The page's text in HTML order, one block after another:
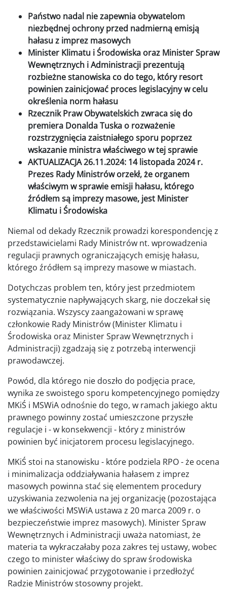
Państwo nadal nie zapewnia obywatelom
niezbędnej ochrony przed nadmierną emisją
hałasu z imprez masowych
Minister Klimatu i Środowiska oraz Minister Spraw
Wewnętrznych i Administracji prezentują
rozbieżne stanowiska co do tego, który resort
powinien zainicjować proces legislacyjny w celu
określenia norm hałasu
Rzecznik Praw Obywatelskich zwraca się do
premiera Donalda Tuska o rozważenie
rozstrzygnięcia zaistniałego sporu poprzez
wskazanie ministra właściwego w tej sprawie
AKTUALIZACJA 26.11.2024: 14 listopada 2024 r.
Prezes Rady Ministrów orzekł, że organem
właściwym w sprawie emisji hałasu, którego
źródłem są imprezy masowe, jest Minister
Klimatu i Środowiska
Niemal od dekady Rzecznik prowadzi korespondencję z
przedstawicielami Rady Ministrów nt. wprowadzenia
regulacji prawnych ograniczających emisję hałasu,
którego źródłem są imprezy masowe w miastach.
Dotychczas problem ten, który jest przedmiotem
systematycznie napływających skarg, nie doczekał się
rozwiązania. Wszyscy zaangażowani w sprawę
członkowie Rady Ministrów (Minister Klimatu i
Środowiska oraz Minister Spraw Wewnętrznych i
Administracji) zgadzają się z potrzebą interwencji
prawodawczej.
Powód, dla którego nie doszło do podjęcia prace,
wynika ze swoistego sporu kompetencyjnego pomiędzy
MKiŚ i MSWiA odnośnie do tego, w ramach jakiego aktu
prawnego powinny zostać umieszczone przyszłe
regulacje i - w konsekwencji - który z ministrów
powinien być inicjatorem procesu legislacyjnego.
MKiŚ stoi na stanowisku - które podziela RPO - że ocena
i minimalizacja oddziaływania hałasem z imprez
masowych powinna stać się elementem procedury
uzyskiwania zezwolenia na jej organizację (pozostająca
we właściwości MSWiA ustawa z 20 marca 2009 r. o
bezpieczeństwie imprez masowych). Minister Spraw
Wewnętrznych i Administracji uważa natomiast, że
materia ta wykraczałaby poza zakres tej ustawy, wobec
czego to minister właściwy do spraw środowiska
powinien zainicjować przygotowanie i przedłożyć
Radzie Ministrów stosowny projekt.